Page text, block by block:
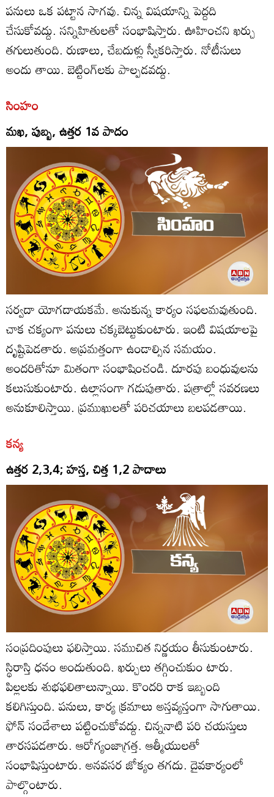
పనులు ఒక పట్టాన సాగవు. చిన్న విషయాన్ని పెద్దది
చేసుకోవద్దు. సన్నిహితులతో సంభాషిస్తారు. ఊహించని ఖర్చు
తగులుతుంది. రుణాలు, చేబదుళ్లు స్వీకరిస్తారు. నోటీసులు
అందు తాయి. బెట్టింగ్‌లకు పాల్పడవద్దు.
సింహం
మఖ, పుబ్బ, ఉత్తర 1వ పాదం
సర్వదా యోగదాయకమే. అనుకున్న కార్యం సఫలమవుతుంది.
చాక చక్యంగా పనులు చక్కబెట్టుకుంటారు. ఇంటి విషయాలపై
దృష్టిపెడతారు. అప్రమత్తంగా ఉండాల్సిన సమయం.
అందరితోనూ మితంగా సంభాషించండి. దూరపు బంధువులను
కలుసుకుంటారు. ఉల్లాసంగా గడుపుతారు. పత్రాల్లో సవరణలు
అనుకూలిస్తాయి. ప్రముఖులతో పరిచయాలు బలపడతాయి.
కన్య
ఉత్తర 2,3,4; హస్త, చిత్త 1,2 పాదాలు
సంప్రదింపులు ఫలిస్తాయి. సముచిత నిర్ణయం తీసుకుంటారు.
స్థిరాస్తి ధనం అందుతుంది. ఖర్చులు తగ్గించుకుం టారు.
పిల్లలకు శుభఫలితాలున్నాయి. కొందరి రాక ఇబ్బంది
కలిగిస్తుంది. పనులు, కార్య క్రమాలు అస్తవ్యస్తంగా సాగుతాయి.
ఫోన్‌ సందేశాలు పట్టించుకోవద్దు. చిన్ననాటి పరి చయస్తులు
తారసపడతారు. ఆరోగ్యంజాగ్రత్త. ఆత్మీయులతో
సంభాషిస్తుంటారు. అనవసర జోక్యం తగదు. దైవకార్యంలో
పాల్గొంటారు.